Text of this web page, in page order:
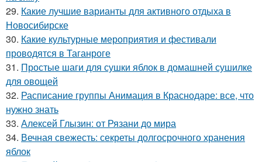
29. Какие лучшие варианты для активного отдыха в
Новосибирске
30. Какие культурные мероприятия и фестивали
проводятся в Таганроге
31. Простые шаги для сушки яблок в домашней сушилке
для овощей
32. Расписание группы Анимация в Краснодаре: все, что
нужно знать
33. Алексей Глызин: от Рязани до мира
34. Вечная свежесть: секреты долгосрочного хранения
яблок